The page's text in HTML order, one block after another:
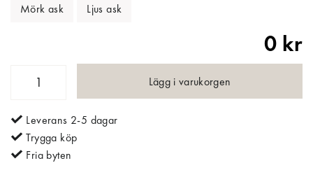
Mörk ask Ljus ask
0 kr
Lägg i varukorgen
Leverans 2-5 dagar
Trygga köp
Fria byten